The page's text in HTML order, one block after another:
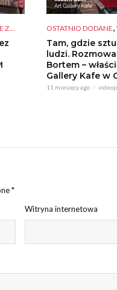
... OSTATNIO DODANE,
Tam, gdzie
ludzi.
Bortem –
Gallery Kafe w
11 miesięcy ago
*
Witryna internetowa